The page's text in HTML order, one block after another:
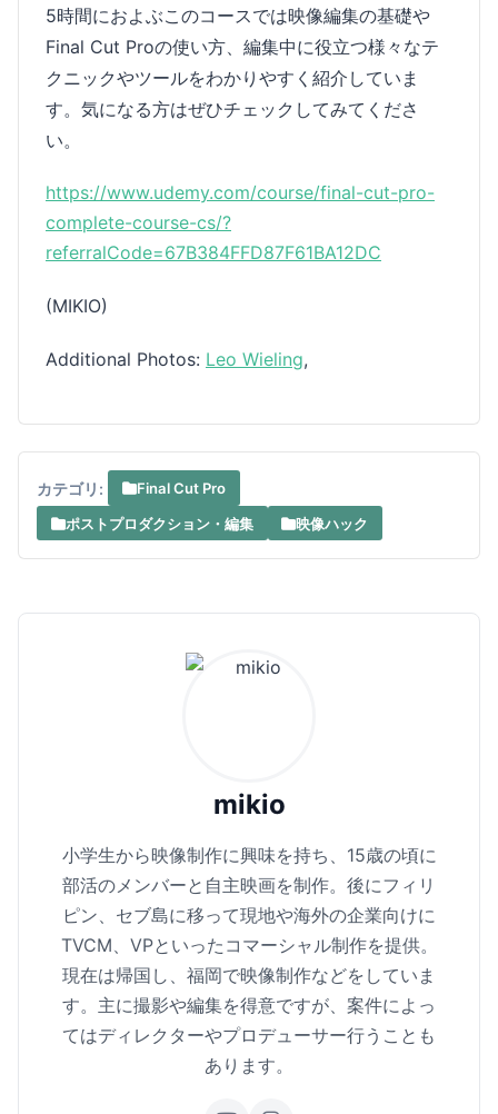
5時間におよぶこのコースでは映像編集の基礎や
Final Cut Proの使い方、編集中に役立つ様々なテ
クニックやツールをわかりやすく紹介していま
す。気になる方はぜひチェックしてみてくださ
い。
https://www.udemy.com/course/final-cut-pro-
complete-course-cs/?
referralCode=67B384FFD87F61BA12DC
(MIKIO)
Additional Photos: Leo Wieling,
カテゴリ:
Final Cut Pro
ポストプロダクション・編集
映像ハック
mikio
小学生から映像制作に興味を持ち、15歳の頃に
部活のメンバーと自主映画を制作。後にフィリ
ピン、セブ島に移って現地や海外の企業向けに
TVCM、VPといったコマーシャル制作を提供。
現在は帰国し、福岡で映像制作などをしていま
す。主に撮影や編集を得意ですが、案件によっ
てはディレクターやプロデューサー行うことも
あります。